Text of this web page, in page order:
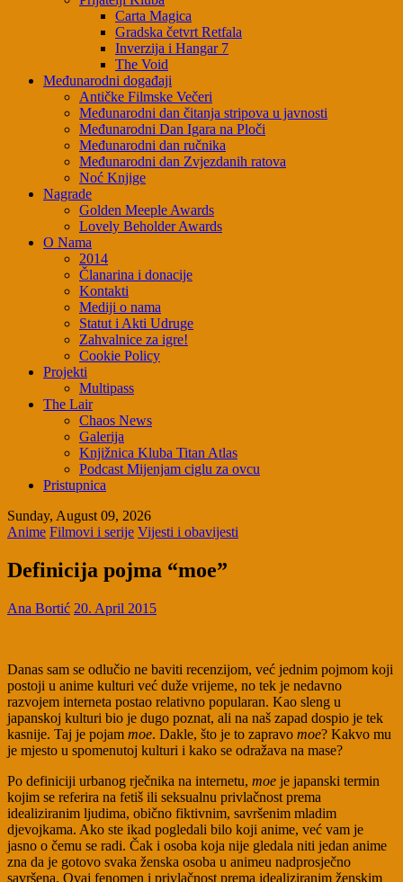
Carta Magica
Gradska četvrt Retfala
Inverzija i Hangar 7
The Void
Međunarodni događaji
Antičke Filmske Večeri
Međunarodni dan čitanja stripova u javnosti
Međunarodni Dan Igara na Ploči
Međunarodni dan ručnika
Međunarodni dan Zvjezdanih ratova
Noć Knjige
Nagrade
Golden Meeple Awards
Lovely Beholder Awards
O Nama
2014
Članarina i donacije
Kontakti
Mediji o nama
Statut i Akti Udruge
Zahvalnice za igre!
Cookie Policy
Projekti
Multipass
The Lair
Chaos News
Galerija
Knjižnica Kluba Titan Atlas
Podcast Mijenjam ciglu za ovcu
Pristupnica
Sunday, August 09, 2026
Anime Filmovi i serije Vijesti i obavijesti
Definicija pojma “moe”
Ana Bortić 20. April 2015
Danas sam se odlučio ne baviti recenzijom, već jednim pojmom koji
postoji u anime kulturi već duže vrijeme, no tek je nedavno
razvojem interneta postao relativno popularan. Kao sleng u
japanskoj kulturi bio je dugo poznat, ali na naš zapad dospio je tek
kasnije. Taj je pojam moe. Dakle, što je to zapravo moe? Kakvo mu
je mjesto u spomenutoj kulturi i kako se odražava na mase?
Po definiciji urbanog rječnika na internetu, moe je japanski termin
kojim se referira na fetiš ili seksualnu privlačnost prema
idealiziranim ljudima, obično fiktivnim, savršenim mladim
djevojkama. Ako ste ikad pogledali bilo koji anime, već vam je
jasno o čemu se radi. Čak i osoba koja nije gledala niti jedan anime
zna da je gotovo svaka ženska osoba u animeu nadprosječno
savršena. Ovaj fenomen i privlačnost prema idealiziranim ženskim